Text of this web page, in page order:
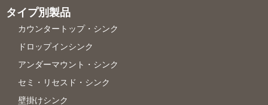
タイプ別製品
カウンタートップ・シンク
ドロップインシンク
アンダーマウント・シンク
セミ・リセスド・シンク
壁掛けシンク